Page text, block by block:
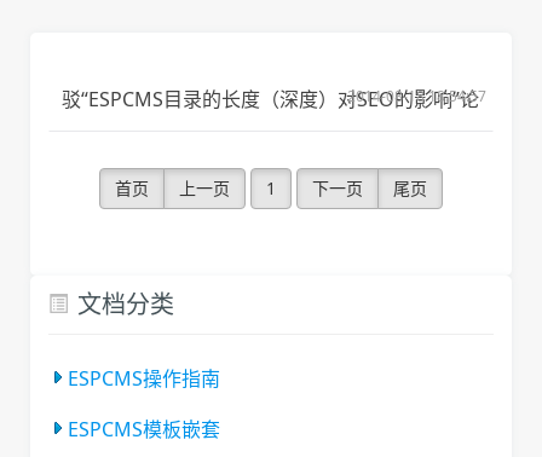
驳“ESPCMS目录的长度（深度）对SEO的影响”论
2014-08-18 18:54:57
首页 上一页 1 下一页 尾页
文档分类
ESPCMS操作指南
ESPCMS模板嵌套